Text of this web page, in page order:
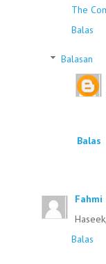
The
Balas
Balasan
Balas
Fahmi
Balas